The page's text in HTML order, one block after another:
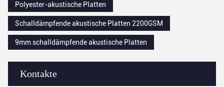
Kontakte
Polyester-akustische Platten
Schalldämpfende akustische Platten 2200GSM
9mm schalldämpfende akustische Platten